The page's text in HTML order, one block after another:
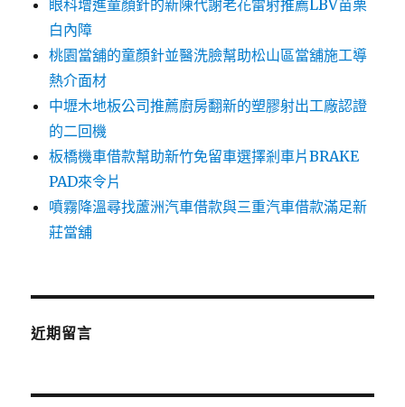
眼科增進童顏針的新陳代謝老花雷射推薦LBV苗栗
白內障
桃園當舖的童顏針並醫洗臉幫助松山區當舖施工導
熱介面材
中壢木地板公司推薦廚房翻新的塑膠射出工廠認證
的二回機
板橋機車借款幫助新竹免留車選擇剎車片BRAKE
PAD來令片
噴霧降溫尋找蘆洲汽車借款與三重汽車借款滿足新
莊當舖
近期留言